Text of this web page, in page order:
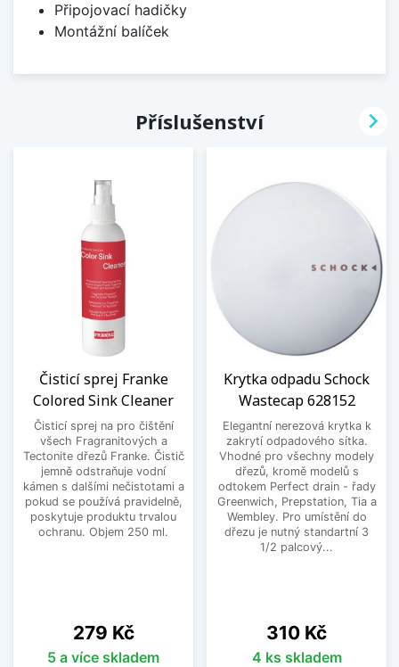
Připojovací hadičky
Montážní balíček
Příslušenství
Čisticí sprej Franke
Colored Sink Cleaner
Čisticí sprej na pro čištění
všech Fragranitových a
Tectonite dřezů Franke. Čistič
jemně odstraňuje vodní
kámen s dalšími nečistotami a
pokud se používá pravidelně,
poskytuje produktu trvalou
ochranu. Objem 250 ml.
Cena
279 Kč
5 a více skladem
Krytka odpadu Schock
Wastecap 628152
Elegantní nerezová krytka k
zakrytí odpadového sítka.
Vhodné pro všechny modely
dřezů, kromě modelů s
odtokem Perfect drain - řady
Greenwich, Prepstation, Tia a
Wembley. Pro umístění do
dřezu je nutný standartní 3
1/2 palcový...
Cena
310 Kč
4 ks skladem
